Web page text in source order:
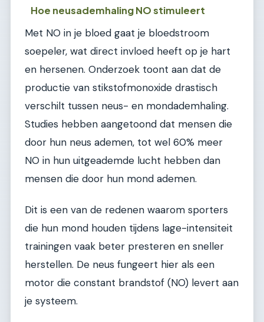
Hoe neusademhaling NO stimuleert
Met NO in je bloed gaat je bloedstroom
soepeler, wat direct invloed heeft op je hart
en hersenen. Onderzoek toont aan dat de
productie van stikstofmonoxide drastisch
verschilt tussen neus- en mondademhaling.
Studies hebben aangetoond dat mensen die
door hun neus ademen, tot wel 60% meer
NO in hun uitgeademde lucht hebben dan
mensen die door hun mond ademen.
Dit is een van de redenen waarom sporters
die hun mond houden tijdens lage-intensiteit
trainingen vaak beter presteren en sneller
herstellen. De neus fungeert hier als een
motor die constant brandstof (NO) levert aan
je systeem.